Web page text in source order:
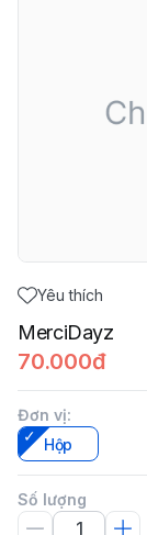
Yêu thích
MerciDayz
70.000đ
Đơn vị:
Hộp
Số lượng